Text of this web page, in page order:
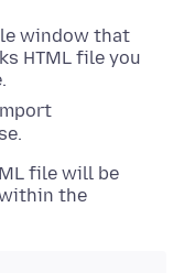
window that
HTML file you
file will be
the